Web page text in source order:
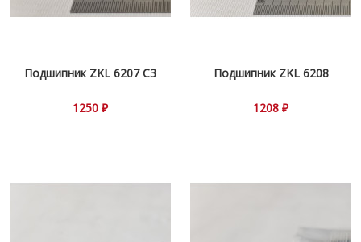
Подшипник ZKL 6207 С3
1250 ₽
Подшипник ZKL 6208
1208 ₽